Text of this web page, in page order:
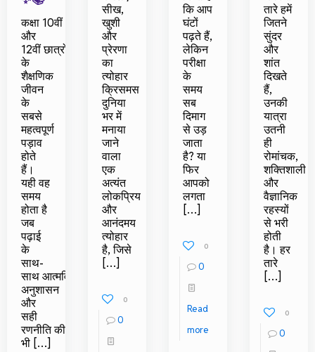
कक्षा 10वीं
और
12वीं छात्रों
के
शैक्षणिक
जीवन
के
सबसे
महत्वपूर्ण
पड़ाव
होते
हैं।
यही वह
समय
होता है
जब
पढ़ाई
के
साथ-
साथ आत्मविश्वास,
अनुशासन
और
सही
रणनीति की
भी […]
सीख,
खुशी
और
प्रेरणा
का
त्योहार
क्रिसमस
दुनिया
भर में
मनाया
जाने
वाला
एक
अत्यंत
लोकप्रिय
और
आनंदमय
त्योहार
है, जिसे
[…]
0
0
कि आप
घंटों
पढ़ते हैं,
लेकिन
परीक्षा
के
समय
सब
दिमाग
से उड़
जाता
है? या
फिर
आपको
लगता
[…]
0
0
Read
more
तारे हमें
जितने
सुंदर
और
शांत
दिखते
हैं,
उनकी
यात्रा
उतनी
ही
रोमांचक,
शक्तिशाली
और
वैज्ञानिक
रहस्यों
से भरी
होती
है। हर
तारे
[…]
0
0